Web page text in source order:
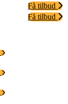
Få tilbud
Få tilbud